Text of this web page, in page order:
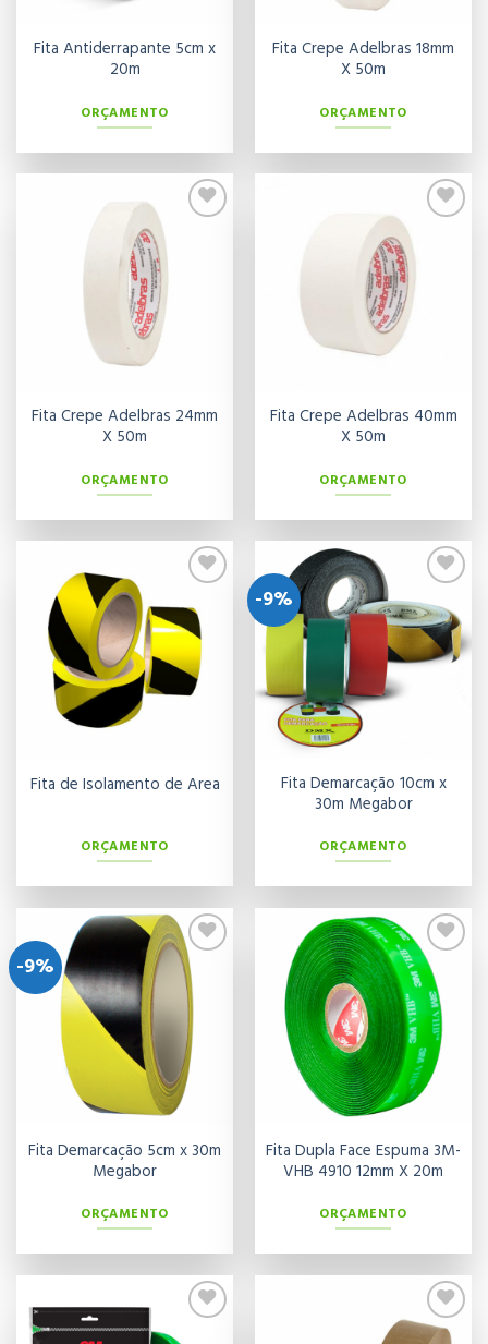
Fita Antiderrapante 5cm x
20m
ORÇAMENTO
Fita Crepe Adelbras 18mm
X 50m
ORÇAMENTO
Adicionar
aos meus
Fita Crepe Adelbras 24mm
X 50m
ORÇAMENTO
Adicionar
aos meus
Fita Crepe Adelbras 40mm
X 50m
ORÇAMENTO
aos meus
desejos
Fita de Isolamento de Area
ORÇAMENTO
-9%
Adicionar
aos meus
desejos
Fita Demarcação 10cm x
30m Megabor
ORÇAMENTO
-9%
Adicionar
aos meus
desejos
Fita Demarcação 5cm x 30m
Megabor
ORÇAMENTO
Adicionar
aos meus
desejos
Fita Dupla Face Espuma 3M-
VHB 4910 12mm X 20m
ORÇAMENTO
Adicionar
Adicionar